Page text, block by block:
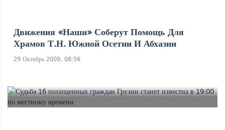
Движения «Наши» Соберут Помощь Для
Храмов Т.н. Южной Осетии И Абхазии
29 Октябрь 2009, 08:56